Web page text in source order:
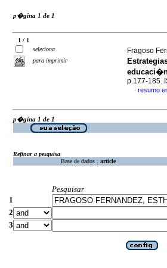
p�gina 1 de 1
1 / 1
seleciona
para imprimir
Fragoso
p.177-185.
· resumo
p�gina 1 de 1
Refinar a pesquisa
Base de dados : article
Pesquisar
1
2
3